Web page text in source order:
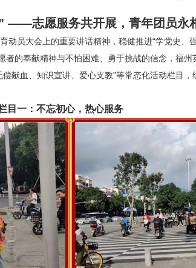
——志愿服务共开展，青年团员永
动员大会上的重要讲话精神，稳健推进“学党史、
者的奉献精神与不怕困难、勇于挑战的信念，福
献血、知识宣讲、爱心支教”等常态化活动栏目，
目一：不忘初心，热心服务